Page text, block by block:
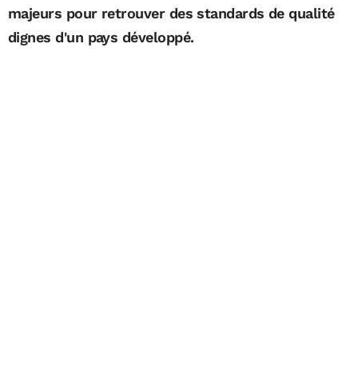
majeurs pour retrouver des standards de qualité
dignes d'un pays développé.